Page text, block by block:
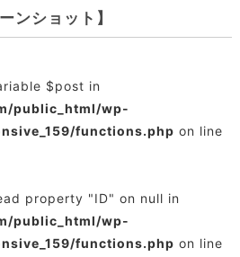
ンショット】
$post in
public_html/wp-
functions.php on line
property "ID" on null in
public_html/wp-
functions.php on line